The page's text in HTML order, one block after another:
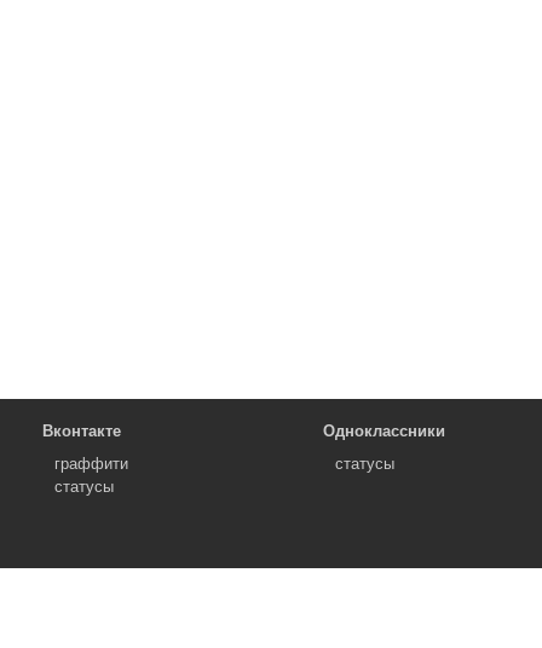
Вконтакте
граффити
статусы
Одноклассники
статусы